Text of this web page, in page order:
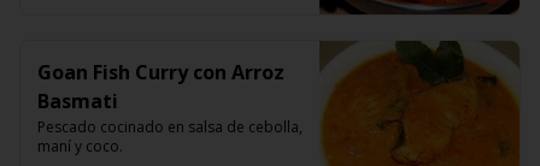
Goan Fish Curry con Arroz
Basmati
Pescado cocinado en salsa de cebolla,
maní y coco.